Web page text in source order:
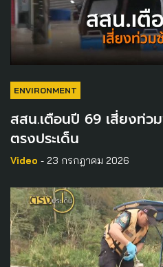
ENVIRONMENT
สสน.เตือนปี 69 เสี่ยงท่ว
ตรงประเด็น
Video - 23 กรกฎาคม 2026